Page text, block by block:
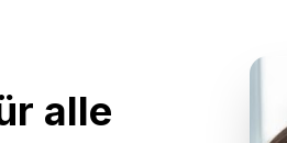
alle